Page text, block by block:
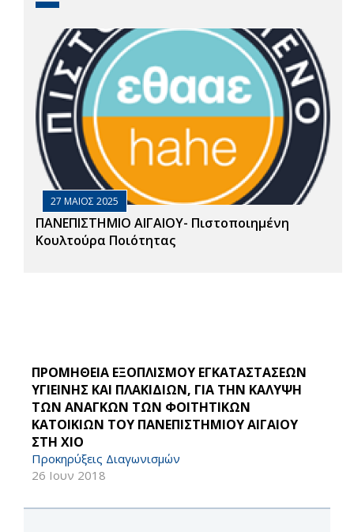
27 ΜΑΙΟΣ 2025
ΠΑΝΕΠΙΣΤΗΜΙΟ ΑΙΓΑΙΟΥ- Πιστοποιημένη
Κουλτούρα Ποιότητας
ΠΡΟΜΗΘΕΙΑ ΕΞΟΠΛΙΣΜΟΥ ΕΓΚΑΤΑΣΤΑΣΕΩΝ
ΥΓΙΕΙΝΗΣ ΚΑΙ ΠΛΑΚΙΔΙΩΝ, ΓΙΑ ΤΗΝ ΚΑΛΥΨΗ
ΤΩΝ ΑΝΑΓΚΩΝ ΤΩΝ ΦΟΙΤΗΤΙΚΩΝ
ΚΑΤΟΙΚΙΩΝ ΤΟΥ ΠΑΝΕΠΙΣΤΗΜΙΟΥ ΑΙΓΑΙΟΥ
ΣΤΗ ΧΙΟ
Προκηρύξεις Διαγωνισμών
26 Ιουν 2018